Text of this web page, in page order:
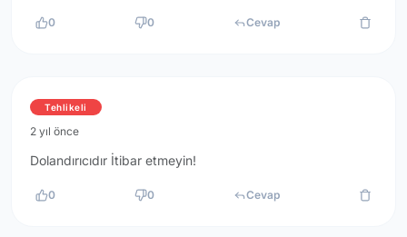
0 0 Cevap
Tehlikeli
2 yıl önce
Dolandırıcıdır İtibar etmeyin!
0 0 Cevap